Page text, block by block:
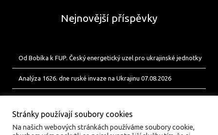
Nejnovější příspěvky
Od Bobíka k FUP. Český energetický uzel pro ukrajinské jednotky
Analýza 1626. dne ruské invaze na Ukrajinu 07.08.2026
Stránky používají soubory cookies
Na našich webových stránkách používáme soubory cookie,